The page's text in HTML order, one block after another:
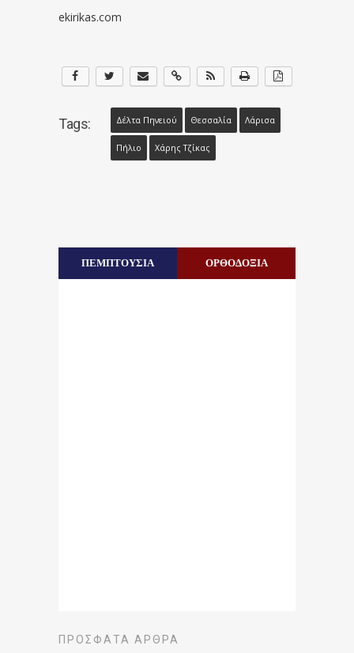
ekirikas.com
Tags: Δέλτα Πηνειού Θεσσαλία Λάρισα
Πήλιο Χάρης Τζίκας
ΠΕΜΠΤΟΥΣΙΑ ΟΡΘΟΔΟΞΙΑ
ΠΡΌΣΦΑΤΑ ΆΡΘΡΑ